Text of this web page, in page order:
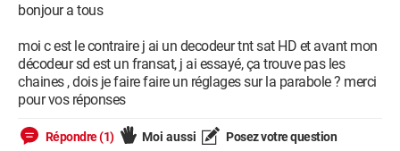
bonjour a tous
moi c est le contraire j ai un decodeur tnt sat HD et avant mon
décodeur sd est un fransat, j ai essayé, ça trouve pas les
chaines , dois je faire faire un réglages sur la parabole ? merci
pour vos réponses
Répondre (1) Moi aussi Posez votre question